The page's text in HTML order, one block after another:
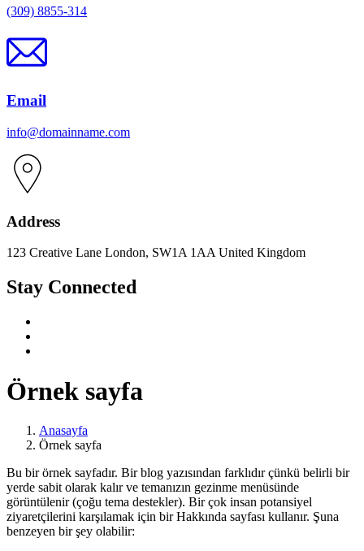
(309) 8855-314
Email
info@domainname.com
Address
123 Creative Lane London, SW1A 1AA United Kingdom
Stay Connected
Örnek sayfa
Anasayfa
Örnek sayfa
Bu bir örnek sayfadır. Bir blog yazısından farklıdır çünkü belirli bir
yerde sabit olarak kalır ve temanızın gezinme menüsünde
görüntülenir (çoğu tema destekler). Bir çok insan potansiyel
ziyaretçilerini karşılamak için bir Hakkında sayfası kullanır. Şuna
benzeyen bir şey olabilir: